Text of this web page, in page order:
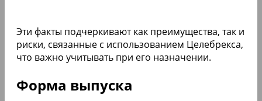
Эти факты подчеркивают как преимущества, так и
риски, связанные с использованием Целебрекса,
что важно учитывать при его назначении.
Форма выпуска